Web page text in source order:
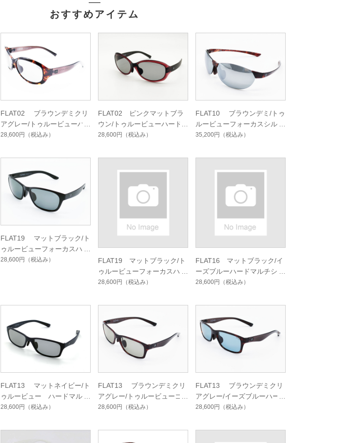
おすすめアイテム
FLAT02 ブラウンデミクリ
アグレー/トゥルービューハ
ードマルチシングルコート
28,600円 （税込み）
FLAT02 ピンクマットブラ
ウン/トゥルービューハード
マルチシングルコート
28,600円 （税込み）
FLAT10 ブラウンデミ/トゥ
ルービューフォーカスシルバ
ーミラーコート
35,200円 （税込み）
FLAT19 マットブラック/ト
ゥルービューフォーカスハー
ドマルチシングルコート
28,600円 （税込み）
FLAT19 マットブラック/ト
ゥルービューフォーカスハー
ドマルチシングルコート
28,600円 （税込み）
FLAT16 マットブラック/イ
ーズブルーハードマルチシン
グルコート
28,600円 （税込み）
FLAT13 マットネイビー/ト
ゥルービュー ハードマルチ
シングルコート
28,600円 （税込み）
FLAT13 ブラウンデミクリ
アグレー/トゥルービューゴ
ルフハードマルチシングルコ
28,600円 （税込み）
FLAT13 ブラウンデミクリ
アグレー/イーズブルーハー
ドマルチシングルコート
28,600円 （税込み）